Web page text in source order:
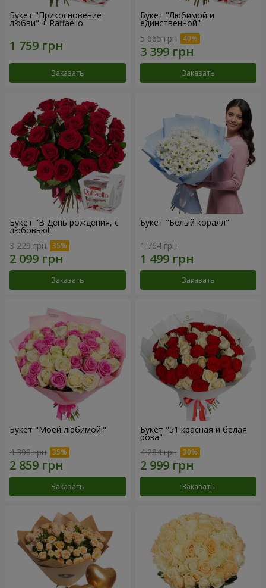
Букет "Прикосновение
любви" + Raffaello
Заказать
Букет "Любимой и
единственной"
5 665 грн
Заказать
Букет "В День рождения, с
любовью!"
3 229 грн
Заказать
Букет "Белый коралл"
1 764 грн
Заказать
Букет "Моей любимой!"
4 398 грн
Заказать
Букет "51 красная и белая
роза"
4 284 грн
Заказать